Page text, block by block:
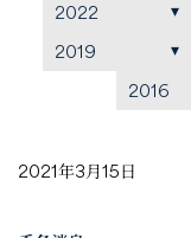
2022
2019
2016
2021年3月15日